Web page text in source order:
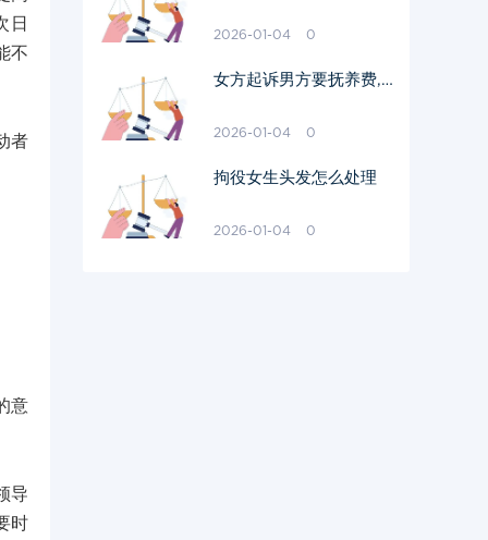
日
不
者
意
导
时
2026-01-04 0
女方起诉男方要抚养费,
2026-01-04 0
拘役女生头发怎么处理
2026-01-04 0